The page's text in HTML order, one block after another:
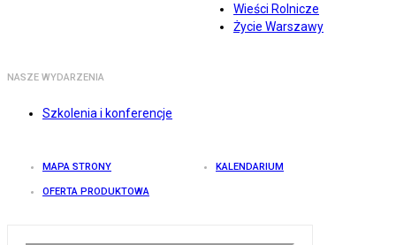
Wieści Rolnicze
Życie Warszawy
NASZE WYDARZENIA
Szkolenia i konferencje
MAPA STRONY KALENDARIUM
OFERTA PRODUKTOWA